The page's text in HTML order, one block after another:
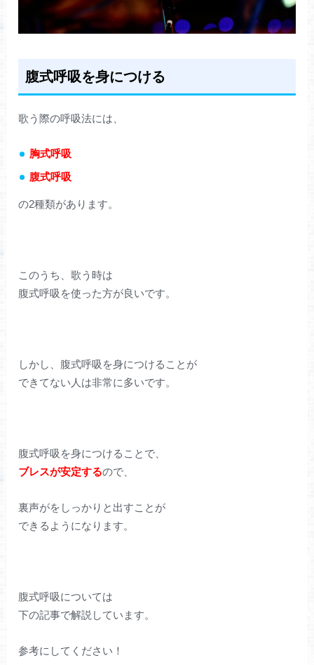
腹式呼吸を身につける
歌う際の呼吸法には、
胸式呼吸
腹式呼吸
の2種類があります。
このうち、歌う時は
腹式呼吸を使った方が良いです。
しかし、腹式呼吸を身につけることが
できてない人は非常に多いです。
腹式呼吸を身につけることで、
ブレスが安定するので、
裏声がをしっかりと出すことが
できるようになります。
腹式呼吸については
下の記事で解説しています。
参考にしてください！